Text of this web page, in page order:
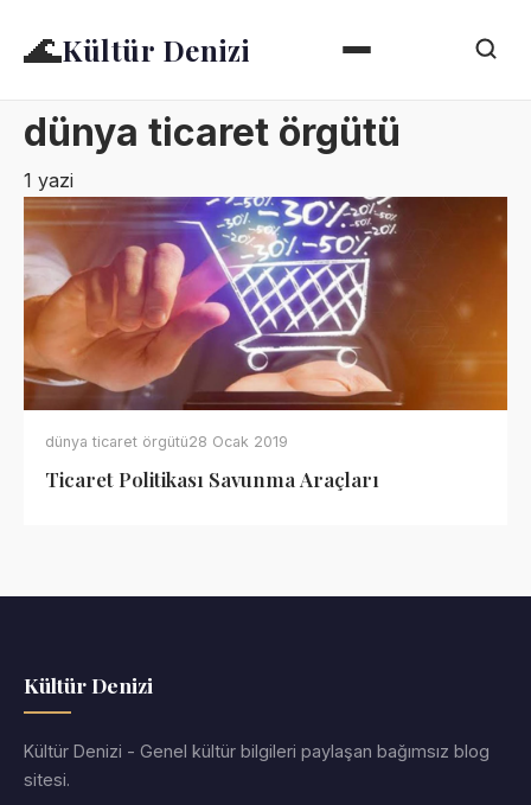
🌊Kültür Denizi
dünya ticaret örgütü
1 yazi
dünya ticaret örgütü28 Ocak 2019
Ticaret Politikası Savunma Araçları
Kültür Denizi
Kültür Denizi - Genel kültür bilgileri paylaşan bağımsız blog
sitesi.